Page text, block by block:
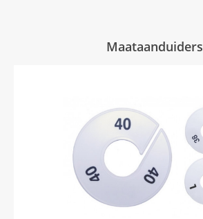
Maataanduiders